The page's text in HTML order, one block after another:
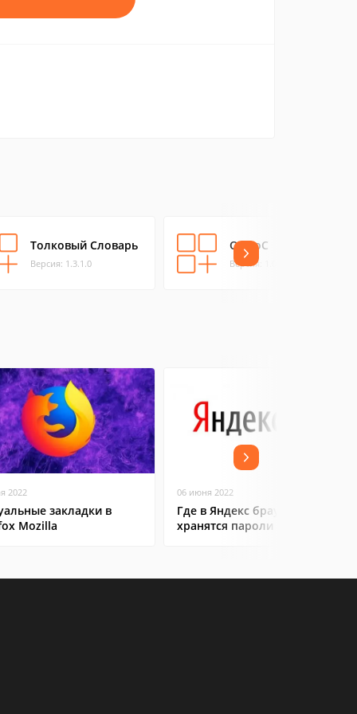
Толковый Словарь
Версия: 1.3.1.0
ОрфоС
Версия: 1.0.0.0
2022
закладки в
Mozilla
06 июня 2022
Где в Яндекс браузере
хранятся пароли